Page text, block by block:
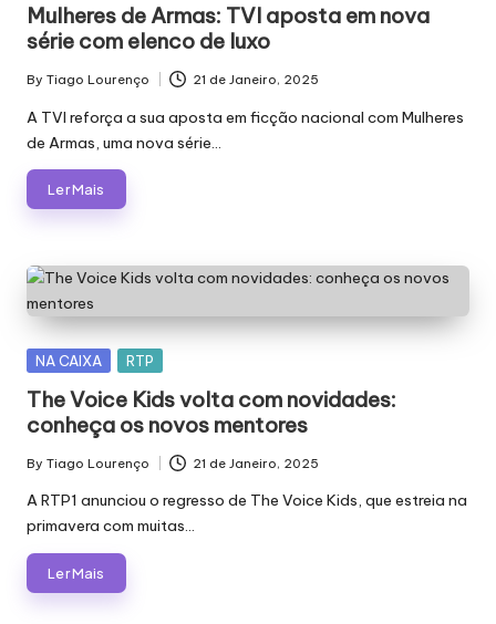
Mulheres de Armas: TVI aposta em nova
série com elenco de luxo
Posted
by
By Tiago Lourenço 21 de Janeiro, 2025
A TVI reforça a sua aposta em ficção nacional com Mulheres
de Armas, uma nova série…
Ler Mais
Posted
NA CAIXA RTP
The Voice Kids volta com novidades:
conheça os novos mentores
Posted
by
By Tiago Lourenço 21 de Janeiro, 2025
A RTP1 anunciou o regresso de The Voice Kids, que estreia na
primavera com muitas…
Ler Mais